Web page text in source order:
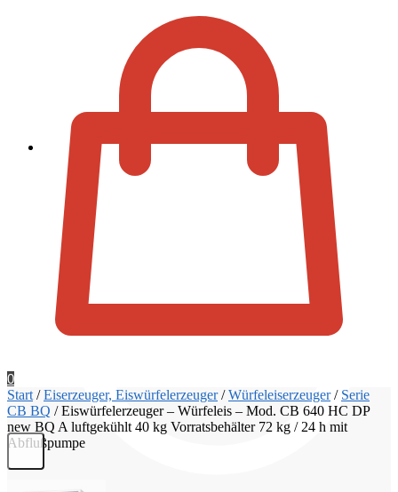
Zur Kassa
0
Start /Eiserzeuger, Eiswürfelerzeuger/Würfeleiserzeuger/ Serie
CB BQ /Eiswürfelerzeuger – Würfeleis – Mod. CB 640 HC DP
new BQ A luftgekühlt 40 kg Vorratsbehälter 72 kg / 24 h mit
Abflußpumpe